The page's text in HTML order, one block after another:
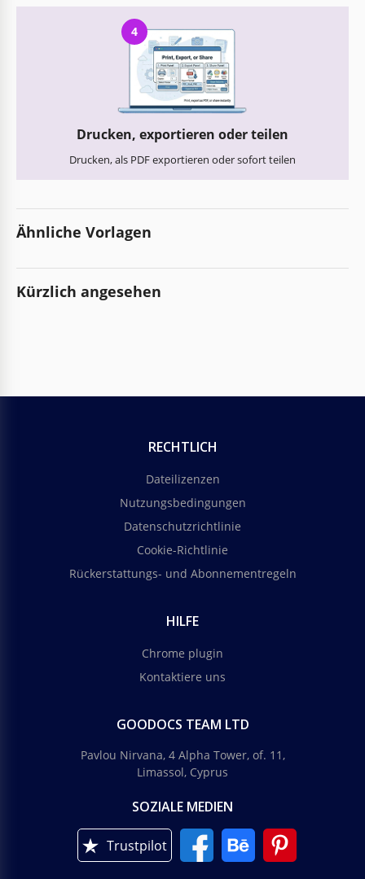
4
Drucken, exportieren oder teilen
Drucken, als PDF exportieren oder sofort teilen
Ähnliche Vorlagen
Kürzlich angesehen
RECHTLICH
Dateilizenzen
Nutzungsbedingungen
Datenschutzrichtlinie
Cookie-Richtlinie
Rückerstattungs- und Abonnementregeln
HILFE
Chrome plugin
Kontaktiere uns
GOODOCS TEAM LTD
Pavlou Nirvana, 4 Alpha Tower, of. 11,
Limassol, Cyprus
SOZIALE MEDIEN
Trustpilot